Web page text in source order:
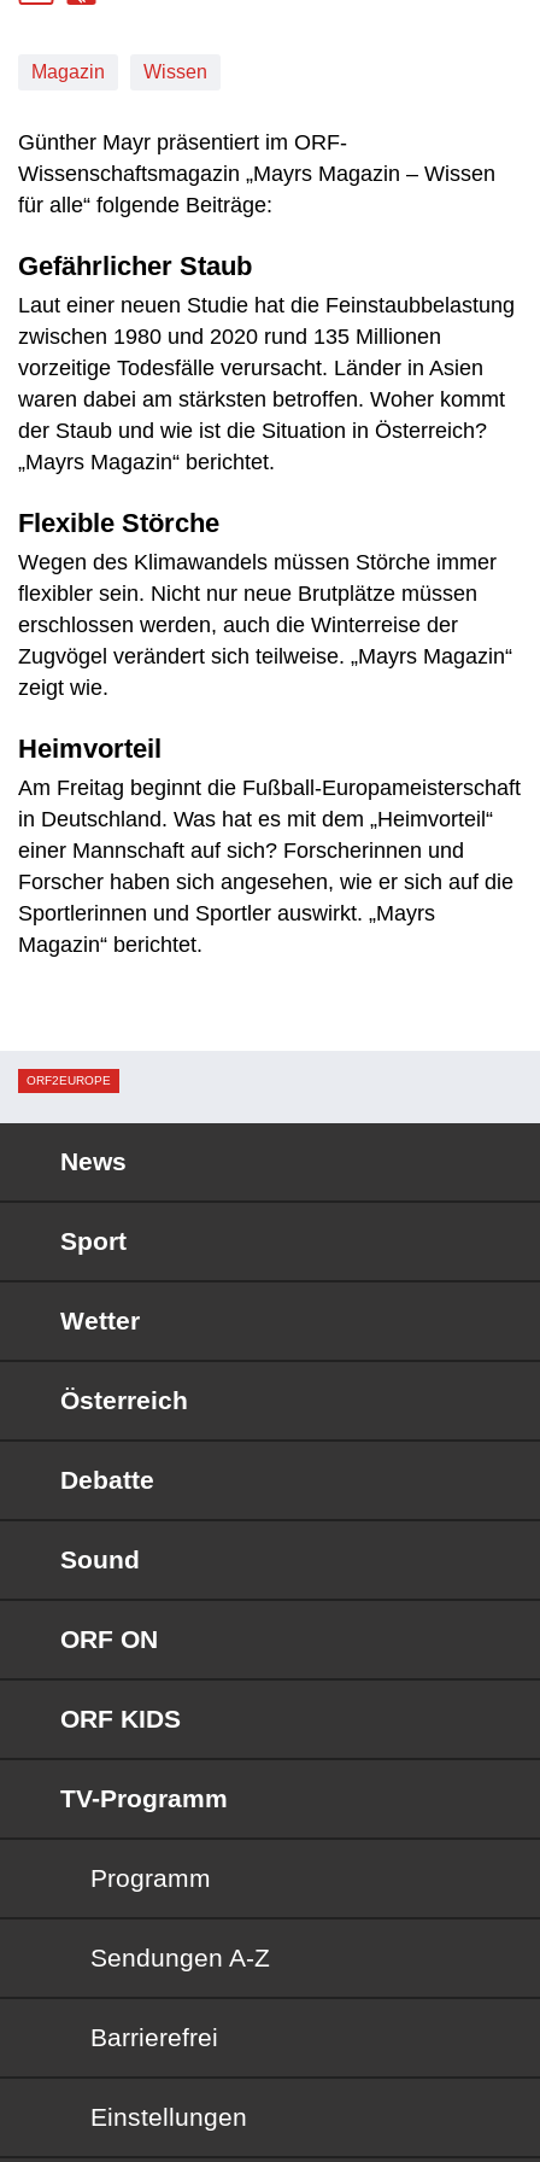
Magazin Wissen
Günther Mayr präsentiert im ORF-
Wissenschaftsmagazin „Mayrs Magazin – Wissen
für alle“ folgende Beiträge:
Gefährlicher Staub
Laut einer neuen Studie hat die Feinstaubbelastung
zwischen 1980 und 2020 rund 135 Millionen
vorzeitige Todesfälle verursacht. Länder in Asien
waren dabei am stärksten betroffen. Woher kommt
der Staub und wie ist die Situation in Österreich?
„Mayrs Magazin“ berichtet.
Flexible Störche
Wegen des Klimawandels müssen Störche immer
flexibler sein. Nicht nur neue Brutplätze müssen
erschlossen werden, auch die Winterreise der
Zugvögel verändert sich teilweise. „Mayrs Magazin“
zeigt wie.
Heimvorteil
Am Freitag beginnt die Fußball-Europameisterschaft
in Deutschland. Was hat es mit dem „Heimvorteil“
einer Mannschaft auf sich? Forscherinnen und
Forscher haben sich angesehen, wie er sich auf die
Sportlerinnen und Sportler auswirkt. „Mayrs
Magazin“ berichtet.
ORF2EUROPE
News
Sport
Wetter
Österreich
Debatte
Sound
ORF ON
ORF KIDS
TV-Programm
Programm
Sendungen von A bis Z
Sendungen A-Z
Barrierefrei
Barrierefrei
Einstellungen